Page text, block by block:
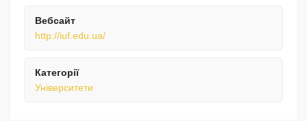
Вебсайт
http://iuf.edu.ua/
Категорії
Університети